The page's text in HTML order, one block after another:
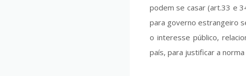
podem se casar (art.33 e
para governo estrangeiro
o interesse público,
país, para justificar a